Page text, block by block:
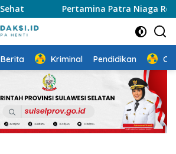
Pertamina Patra Niaga Regional
Berita Kriminal Pendidikan